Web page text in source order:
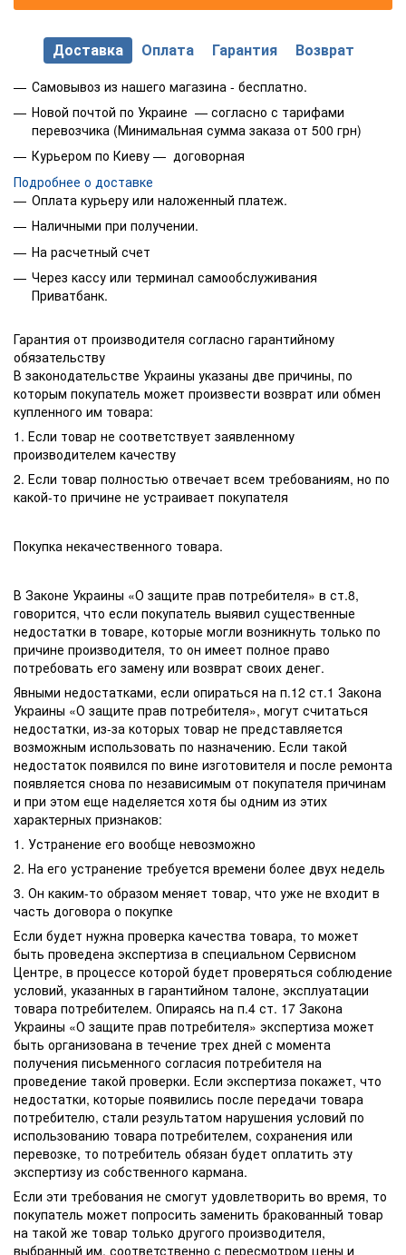
Доставка Оплата Гарантия Возврат
Самовывоз из нашего магазина - бесплатно.
Новой почтой по Украине — согласно с тарифами
перевозчика (Минимальная сумма заказа от 500 грн)
Курьером по Киеву — договорная
Подробнее о доставке
Оплата курьеру или наложенный платеж.
Наличными при получении.
На расчетный счет
Через кассу или терминал самообслуживания
Приватбанк.
Гарантия от производителя согласно гарантийному
обязательству
В законодательстве Украины указаны две причины, по
которым покупатель может произвести возврат или обмен
купленного им товара:
1. Если товар не соответствует заявленному
производителем качеству
2. Если товар полностью отвечает всем требованиям, но по
какой-то причине не устраивает покупателя
Покупка некачественного товара.
В Законе Украины «О защите прав потребителя» в ст.8,
говорится, что если покупатель выявил существенные
недостатки в товаре, которые могли возникнуть только по
причине производителя, то он имеет полное право
потребовать его замену или возврат своих денег.
Явными недостатками, если опираться на п.12 ст.1 Закона
Украины «О защите прав потребителя», могут считаться
недостатки, из-за которых товар не представляется
возможным использовать по назначению. Если такой
недостаток появился по вине изготовителя и после ремонта
появляется снова по независимым от покупателя причинам
и при этом еще наделяется хотя бы одним из этих
характерных признаков:
1. Устранение его вообще невозможно
2. На его устранение требуется времени более двух недель
3. Он каким-то образом меняет товар, что уже не входит в
часть договора о покупке
Если будет нужна проверка качества товара, то может
быть проведена экспертиза в специальном Сервисном
Центре, в процессе которой будет проверяться соблюдение
условий, указанных в гарантийном талоне, эксплуатации
товара потребителем. Опираясь на п.4 ст. 17 Закона
Украины «О защите прав потребителя» экспертиза может
быть организована в течение трех дней с момента
получения письменного согласия потребителя на
проведение такой проверки. Если экспертиза покажет, что
недостатки, которые появились после передачи товара
потребителю, стали результатом нарушения условий по
использованию товара потребителем, сохранения или
перевозке, то потребитель обязан будет оплатить эту
экспертизу из собственного кармана.
Если эти требования не смогут удовлетворить во время, то
покупатель может попросить заменить бракованный товар
на такой же товар только другого производителя,
выбранный им, соответственно с пересмотром цены и